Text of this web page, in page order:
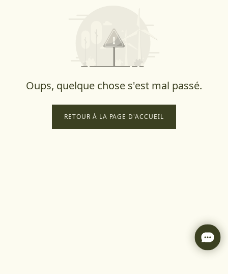
Oups, quelque chose s'est mal passé.
RETOUR À LA PAGE D'ACCUEIL